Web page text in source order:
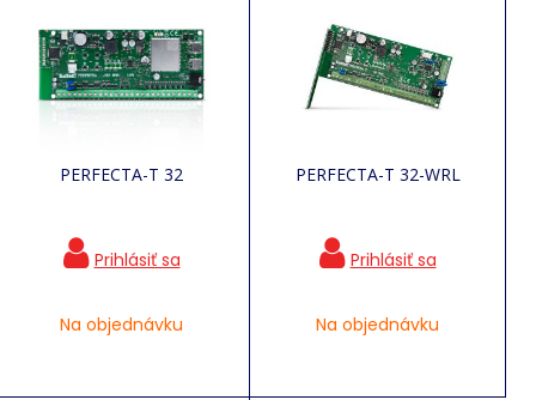
PERFECTA-T 32
Na objednávku
PERFECTA-T 32-WRL
Na objednávku